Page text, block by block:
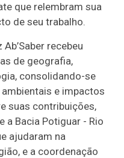
que relembram sua
de seu trabalho.
recebeu
de geografia,
consolidando-se
e impactos
suas contribuições,
a Bacia Potiguar - Rio
ajudaram na
e a coordenação